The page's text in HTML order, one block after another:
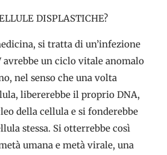
DISPLASTICHE?
si tratta di un’infezione
un ciclo vitale anomalo
nel senso che una volta
libererebbe il proprio DNA,
della cellula e si fonderebbe
stessa. Si otterrebbe così
umana e metà virale, una